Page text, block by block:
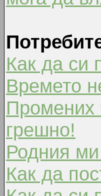
Как да си
Времето
Промених
грешно!
Родния
Как да